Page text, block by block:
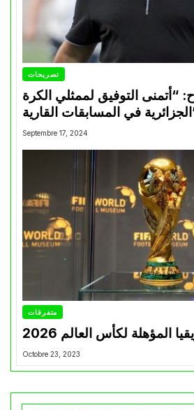
تصريحات
التوفيق لممثلي الكرة
Septembre 17, 2024
متفرقات
المؤهلة لكأس العالم 2026
Octobre 23, 2023